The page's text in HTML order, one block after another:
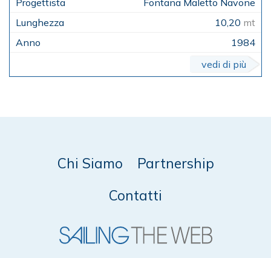
Fontana Maletto Navone
10,20 mt
1984
vedi di più
Chi Siamo
Partnership
Contatti